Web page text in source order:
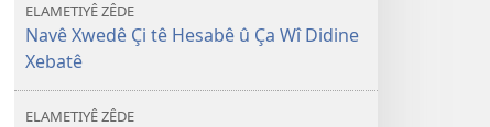
ELAMETIYÊ ZÊDE
Navê Xwedê Çi tê Hesabê û Ça Wî Didine
Xebatê
ELAMETIYÊ ZÊDE